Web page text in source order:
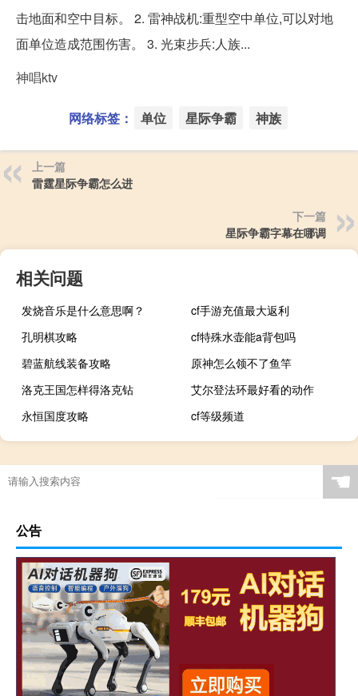
击地面和空中目标。 2. 雷神战机:重型空中单位,可以对地
面单位造成范围伤害。 3. 光束步兵:人族...
神唱ktv
网络标签： 单位 星际争霸 神族
上一篇
雷霆星际争霸怎么进
下一篇
星际争霸字幕在哪调
相关问题
发烧音乐是什么意思啊？
cf手游充值最大返利
孔明棋攻略
cf特殊水壶能a背包吗
碧蓝航线装备攻略
原神怎么领不了鱼竿
洛克王国怎样得洛克钻
艾尔登法环最好看的动作
永恒国度攻略
cf等级频道
奇趣乐园原神怎么开
☚
公告